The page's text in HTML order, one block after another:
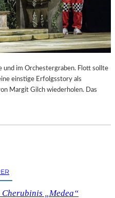
im Orchestergraben. Flott sollte
einstige Erfolgsstory als
Margit Gilch wiederholen. Das
„Medea“